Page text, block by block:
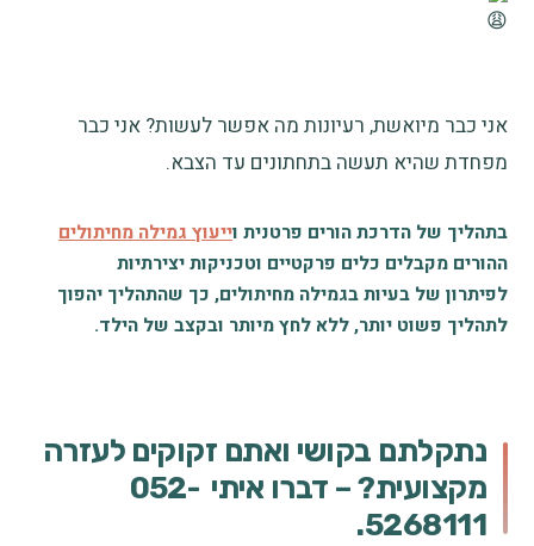
אני כבר מיואשת, רעיונות מה אפשר לעשות? אני כבר
מפחדת שהיא תעשה בתחתונים עד הצבא.
בתהליך של הדרכת הורים פרטנית וייעוץ גמילה מחיתולים
ההורים מקבלים כלים פרקטיים וטכניקות יצירתיות
לפיתרון של בעיות בגמילה מחיתולים, כך שהתהליך יהפוך
לתהליך פשוט יותר, ללא לחץ מיותר ובקצב של הילד.
נתקלתם בקושי ואתם זקוקים לעזרה
מקצועית? – דברו איתי 052-
5268111.